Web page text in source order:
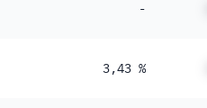
-
3,43 %